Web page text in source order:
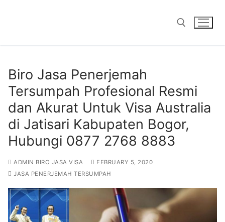
Biro Jasa Penerjemah
Tersumpah Profesional Resmi
dan Akurat Untuk Visa Australia
di Jatisari Kabupaten Bogor,
Hubungi 0877 2768 8883
ADMIN BIRO JASA VISA
FEBRUARY 5, 2020
JASA PENERJEMAH TERSUMPAH